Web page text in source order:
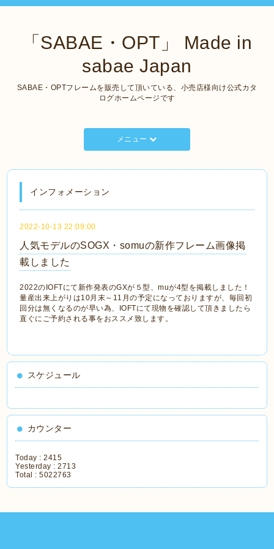
「SABAE・OPT」 Made in
sabae Japan
SABAE・OPTフレームを販売して頂いている、小売店様向け公式カタ
ログホームページです
メニュー
インフォメーション
2022-10-13 22:09:00
人気モデルのSOGX・somuの新作フレーム画像掲
載しました
2022のIOFTにて新作発表のGXが５型、muが4型を掲載しました！
量産出来上がりは10月末～11月の予定になっておりますが、毎回初
回分は無くなるのが早い為、IOFTにて現物を確認して頂きましたら
直ぐにご予約される事をおススメ致します。
スケジュール
カウンター
Today :2415
Yesterday :2713
Total :5022763